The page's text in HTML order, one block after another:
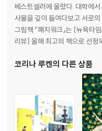
우우웅! 핸드폰이 다시 울렸다.
‘있을 수 없는 일이었다. 하지만
꼭 내가 거짓말을 할 때마다 알람
자신의 길을 찾아가는 열한 살 유리
유리가 다니던 수영장에 지원이
원. 친구를 사귀는 게 조심스러
자기도 모르게 마음이 간다. 어
고 털어놓는 지원이 유리에게도
베스트셀러에 올랐다. 대학에
사물을 깊이 들여다보고 서로
그림책 『패치워크』는 [뉴욕
리뷰] 올해 최고의 책으로 선정
코리나 루켄의 다른 상품